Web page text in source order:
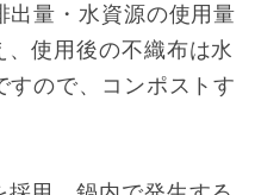
出量・水資源の使用量
使用後の不織布は水
すので、コンポストす